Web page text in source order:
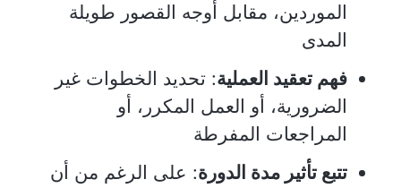
الموردين، مقابل أوجه القصور طويلة
المدى
فهم تعقيد العملية: تحديد الخطوات غير
الضرورية، أو العمل المكرر، أو
المراجعات المفرطة
تتبع تأثير مدة الدورة: على الرغم من أن